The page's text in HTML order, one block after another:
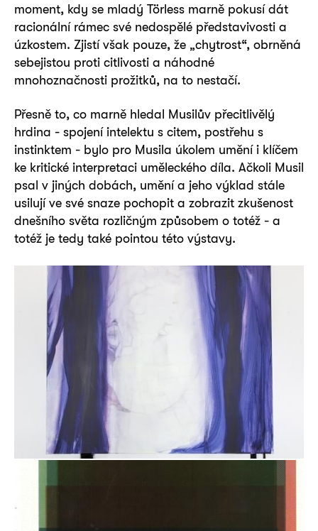
moment, kdy se mladý Törless marně pokusí dát
racionální rámec své nedospělé představivosti a
úzkostem. Zjistí však pouze, že „chytrost“, obrněná
sebejistou proti citlivosti a náhodné
mnohoznačnosti prožitků, na to nestačí.
Přesně to, co marně hledal Musilův přecitlivělý
hrdina - spojení intelektu s citem, postřehu s
instinktem - bylo pro Musila úkolem umění i klíčem
ke kritické interpretaci uměleckého díla. Ačkoli Musil
psal v jiných dobách, umění a jeho výklad stále
usilují ve své snaze pochopit a zobrazit zkušenost
dnešního světa rozličným způsobem o totéž - a
totéž je tedy také pointou této výstavy.